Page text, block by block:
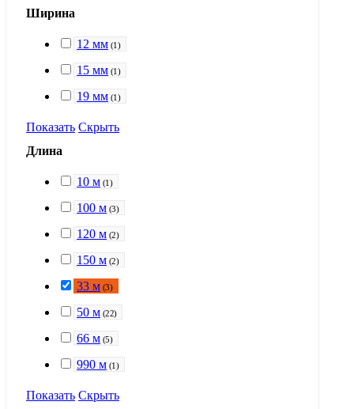
Ширина
12 мм (1)
15 мм (1)
19 мм (1)
Показать Скрыть
Длина
10 м (1)
100 м (3)
120 м (2)
150 м (2)
33 м (3)
50 м (22)
66 м (5)
990 м (1)
Показать Скрыть